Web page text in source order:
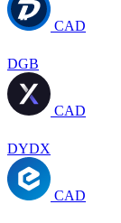
CAD
DGB
CAD
DYDX
CAD